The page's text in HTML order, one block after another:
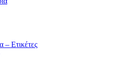
– Ετικέτες